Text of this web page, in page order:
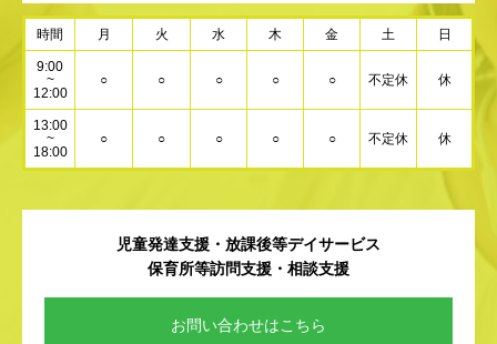
時間 月 火 水 木 金 土 日
9:00
~
12:00
○ ○ ○ ○ ○ 不定休 休
13:00
~
18:00
○ ○ ○ ○ ○ 不定休 休
児童発達支援・放課後等デイサービス
保育所等訪問支援・相談支援
お問い合わせはこちら